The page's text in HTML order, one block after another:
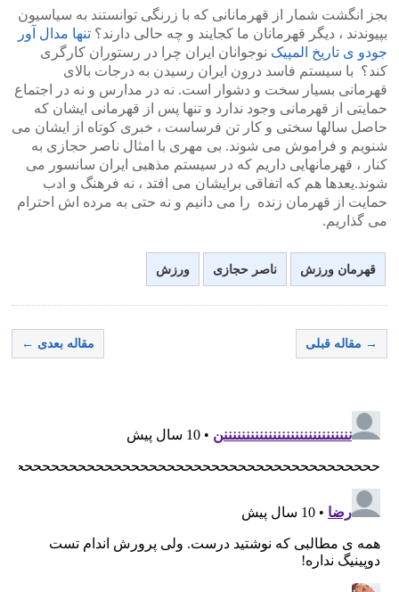
بجز انگشت شمار از قهرمانانی که با زرنگی توانستند به سیاسیون
بپیوندند ، دیگر قهرمانان ما کجایند و چه حالی دارند؟ تنها مدال آور
جودو ی تاریخ المپیک نوجوانان ایران چرا در رستوران کارگری
کند؟ با سیستم فاسد درون ایران رسیدن به درجات بالای
قهرمانی بسیار سخت و دشوار است. نه در مدارس و نه در اجتماع
حمایتی از قهرمانی وجود ندارد و تنها پس از قهرمانی ایشان که
حاصل سالها سختی و کار تن فرساست ، خبری کوتاه از ایشان می
شنویم و فراموش می شوند. بی مهری با امثال ناصر حجازی به
کنار ، قهرمانهایی داریم که در سیستم مذهبی ایران سانسور می
شوند.یعدها هم که اتفاقی برایشان می افتد ، نه فرهنگ و ادب
حمایت از قهرمان زنده را می دانیم و نه حتی به مرده اش احترام
می گذاریم.
قهرمان ورزش ناصر حجازی ورزش
→ مقاله قبلی مقاله بعدی ←